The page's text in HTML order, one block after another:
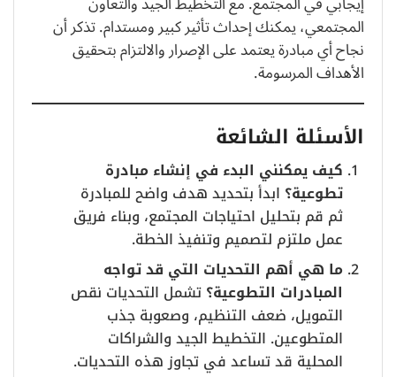
المجتمعي، يمكنك إحداث تأثير كبير ومستدام. تذكر أن
نجاح أي مبادرة يعتمد على الإصرار والالتزام بتحقيق
الأهداف المرسومة.
الأسئلة الشائعة
كيف يمكنني البدء في إنشاء مبادرة
تطوعية؟ ابدأ بتحديد هدف واضح للمبادرة
ثم قم بتحليل احتياجات المجتمع، وبناء فريق
عمل ملتزم لتصميم وتنفيذ الخطة.
ما هي أهم التحديات التي قد تواجه
المبادرات التطوعية؟تشمل التحديات نقص
التمويل، ضعف التنظيم، وصعوبة جذب
المتطوعين. التخطيط الجيد والشراكات
المحلية قد تساعد في تجاوز هذه التحديات.